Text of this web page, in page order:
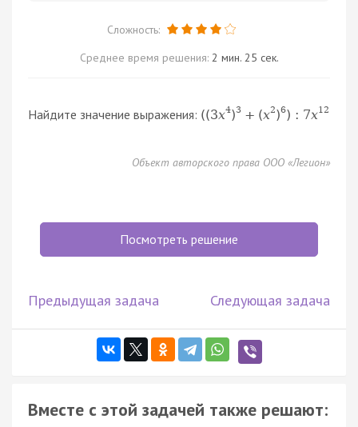
Сложность:
Среднее время решения: 2 мин. 25 сек.
Найдите значение выражения: ((3x4)3 + (x2)6) : 7x12
Объект авторского права ООО «Легион»
Посмотреть решение
Предыдущая задача Следующая задача
Вместе с этой задачей также решают: